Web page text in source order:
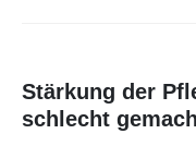
Stärkung der
schlecht